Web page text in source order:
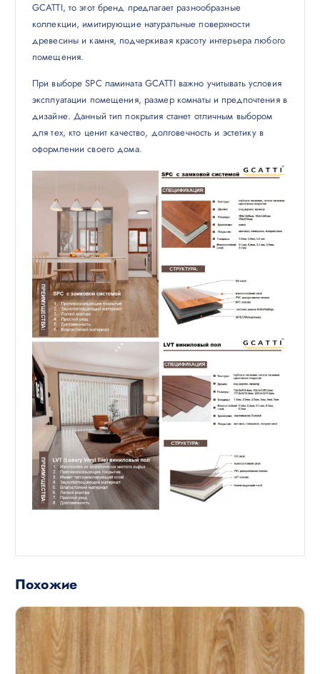
GCATTI, то этот бренд предлагает разнообразные
коллекции, имитирующие натуральные поверхности
древесины и камня, подчеркивая красоту интерьера любого
помещения.
При выборе SPC ламината GCATTI важно учитывать условия
эксплуатации помещения, размер комнаты и предпочтения в
дизайне. Данный тип покрытия станет отличным выбором
для тех, кто ценит качество, долговечность и эстетику в
оформлении своего дома.
Похожие